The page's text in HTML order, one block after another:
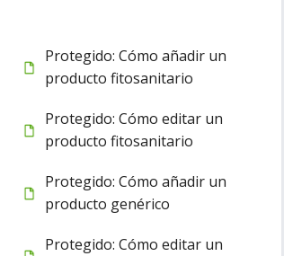
Protegido: Cómo añadir un
producto fitosanitario
Protegido: Cómo editar un
producto fitosanitario
Protegido: Cómo añadir un
producto genérico
Protegido: Cómo editar un